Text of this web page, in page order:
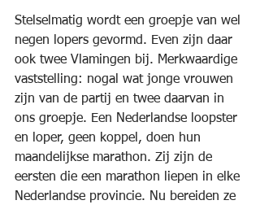
Stelselmatig wordt een groepje van wel
negen lopers gevormd. Even zijn daar
ook twee Vlamingen bij. Merkwaardige
vaststelling: nogal wat jonge vrouwen
zijn van de partij en twee daarvan in
ons groepje. Een Nederlandse loopster
en loper, geen koppel, doen hun
maandelijkse marathon. Zij zijn de
eersten die een marathon liepen in elke
Nederlandse provincie. Nu bereiden ze